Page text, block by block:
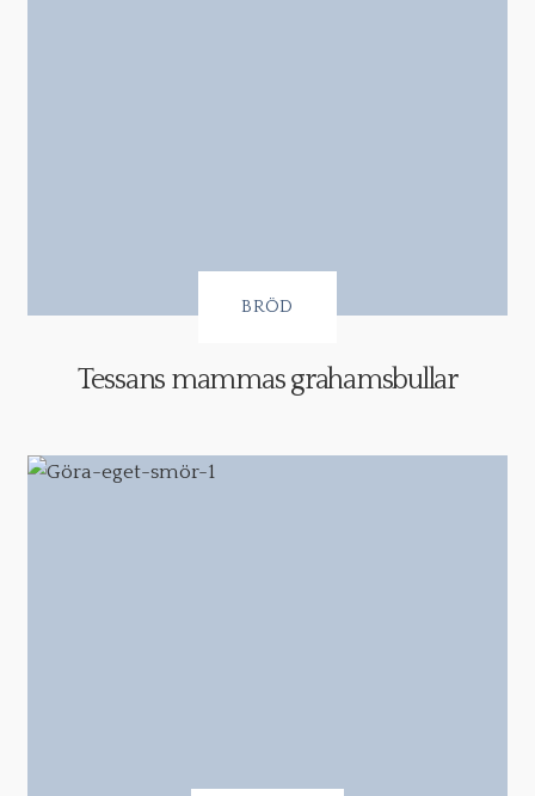
BRÖD
Tessans mammas grahamsbullar